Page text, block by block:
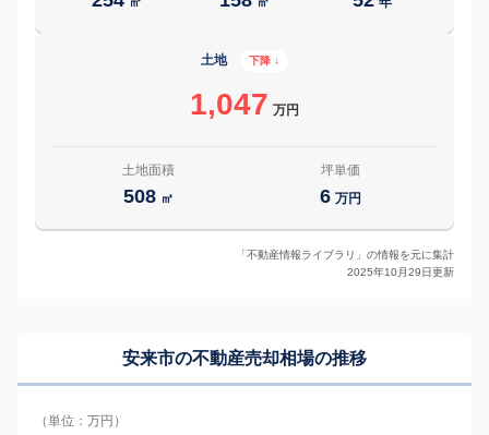
土地 下降 ↓
1,047 万円
土地面積
508 ㎡
坪単価
6 万円
「不動産情報ライブラリ」の情報を元に集計
2025年10月29日更新
安来市の不動産売却相場の推移
（単位：万円）